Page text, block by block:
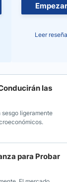
Empezar
Leer reseña
las
sesgo ligeramente
para Probar